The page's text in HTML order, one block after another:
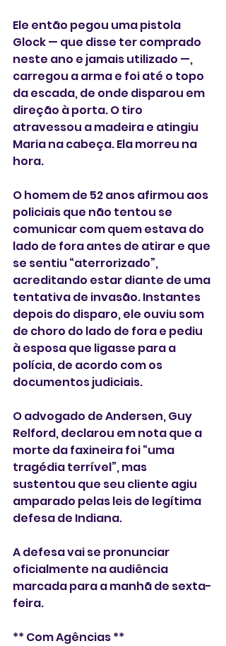
Ele então pegou uma pistola
Glock — que disse ter comprado
neste ano e jamais utilizado —,
carregou a arma e foi até o topo
da escada, de onde disparou em
direção à porta. O tiro
atravessou a madeira e atingiu
Maria na cabeça. Ela morreu na
hora.
O homem de 52 anos afirmou aos
policiais que não tentou se
comunicar com quem estava do
lado de fora antes de atirar e que
se sentiu “aterrorizado”,
acreditando estar diante de uma
tentativa de invasão. Instantes
depois do disparo, ele ouviu som
de choro do lado de fora e pediu
à esposa que ligasse para a
polícia, de acordo com os
documentos judiciais.
O advogado de Andersen, Guy
Relford, declarou em nota que a
morte da faxineira foi “uma
tragédia terrível”, mas
sustentou que seu cliente agiu
amparado pelas leis de legítima
defesa de Indiana.
A defesa vai se pronunciar
oficialmente na audiência
marcada para a manhã de sexta-
feira.
** Com Agências **